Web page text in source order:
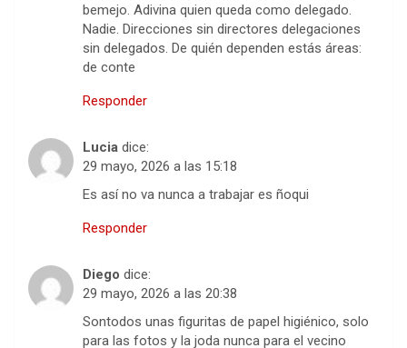
bemejo. Adivina quien queda como delegado.
Nadie. Direcciones sin directores delegaciones
sin delegados. De quién dependen estás áreas:
de conte
Responder
Lucia dice:
29 mayo, 2026 a las 15:18
Es así no va nunca a trabajar es ñoqui
Responder
Diego dice:
29 mayo, 2026 a las 20:38
Sontodos unas figuritas de papel higiénico, solo
para las fotos y la joda nunca para el vecino